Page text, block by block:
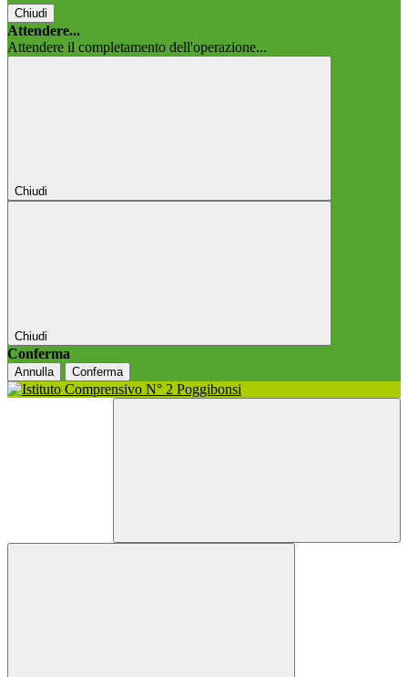
Chiudi
Attendere...
Attendere il completamento dell'operazione...
Chiudi
Chiudi
Conferma
Annulla Conferma